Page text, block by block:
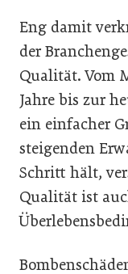
Eng damit
der
Qualität. Vom
Jahre bis zur
ein einfacher
steigenden
Schritt hält,
Qualität ist